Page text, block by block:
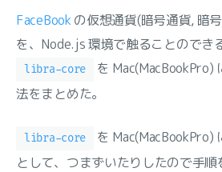
FaceBook の仮想通貨(暗号通貨, 暗
を、Node.js 環境で触ることのでき
libra-core
を Mac(MacBookPro)
法をまとめた。
libra-core
を Mac(MacBookPro)
として、つまずいたりしたので手順